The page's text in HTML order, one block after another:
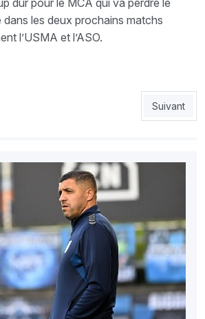
dur pour le MCA qui va perdre le
dans les deux prochains matchs
l’USMA et l’ASO.
Boumella : «On va renouveler le
Article
Suivant